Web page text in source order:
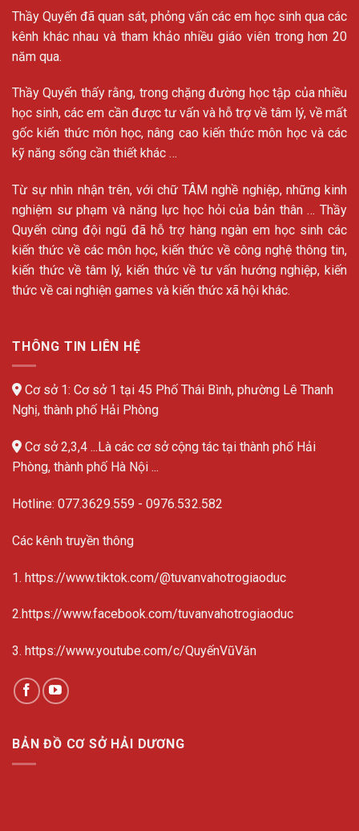
Thầy Quyến đã quan sát, phỏng vấn các em học sinh qua các
kênh khác nhau và tham khảo nhiều giáo viên trong hơn 20
năm qua.
Thầy Quyến thấy rằng, trong chặng đường học tập của nhiều
học sinh, các em cần được tư vấn và hỗ trợ về tâm lý, về mất
gốc kiến thức môn học, nâng cao kiến thức môn học và các
kỹ năng sống cần thiết khác …
Từ sự nhìn nhận trên, với chữ TÂM nghề nghiệp, những kinh
nghiệm sư phạm và năng lực học hỏi của bản thân … Thầy
Quyến cùng đội ngũ đã hỗ trợ hàng ngàn em học sinh các
kiến thức về các môn học, kiến thức về công nghệ thông tin,
kiến thức về tâm lý, kiến thức về tư vấn hướng nghiệp, kiến
thức về cai nghiện games và kiến thức xã hội khác.
THÔNG TIN LIÊN HỆ
Cơ sở 1: Cơ sở 1 tại 45 Phố Thái Bình, phường Lê Thanh
Nghị, thành phố Hải Phòng
Cơ sở 2,3,4 ...Là các cơ sở cộng tác tại thành phố Hải
Phòng, thành phố Hà Nội ...
Hotline: 077.3629.559 - 0976.532.582
Các kênh truyền thông
1. https://www.tiktok.com/@tuvanvahotrogiaoduc
2.https://www.facebook.com/tuvanvahotrogiaoduc
3. https://www.youtube.com/c/QuyếnVũVăn
BẢN ĐỒ CƠ SỞ HẢI DƯƠNG